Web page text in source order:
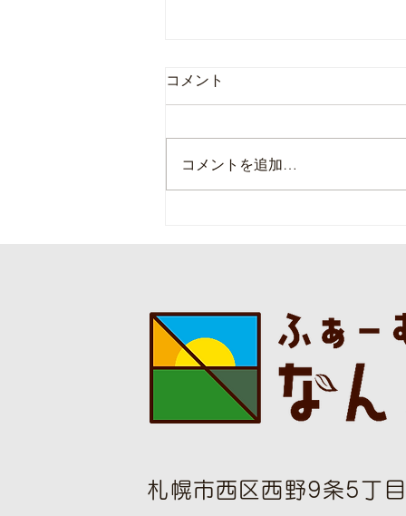
本日の直売所8月6日(木)
コメント
コメントを追加…
札幌市西区西野9条5丁